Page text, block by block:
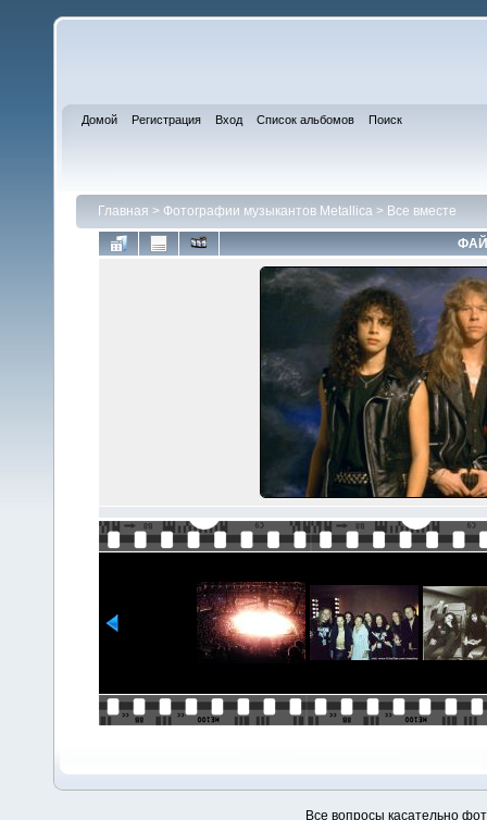
Домой Регистрация Вход Список альбомов Поиск
Главная > Фотографии музыкантов Metallica > Все вместе
Все вопросы касательно